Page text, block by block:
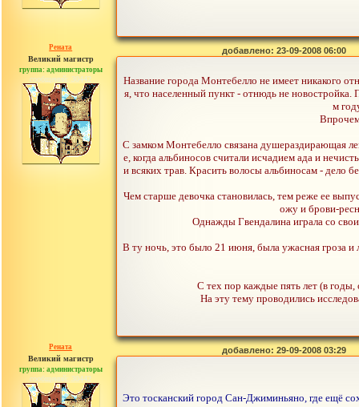
Рената
Великий магистр
группа: администраторы
сообщений: 30442
добавлено: 23-09-2008 06:00
Название города Монтебелло не имеет никакого
я, что населенный пункт - отнюдь не
м
С замком Монтебелло связана душераздирающая
е, когда альбиносов считали исчадием ада и
и всяких трав. Красить волосы альбиносам - дело
Чем старше девочка становилась, тем реже ее
ожу и брови-
Однажды Гвендалина играла со
В ту ночь, это было 21 июня, была ужасная гроза
С тех пор каждые пять лет (в
На эту тему проводились
Рената
Великий магистр
группа: администраторы
сообщений: 30442
добавлено: 29-09-2008 03:29
Это тосканский город Сан-Джиминьяно, где ещё